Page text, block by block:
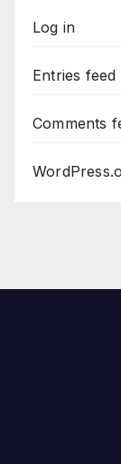
Log in
Entries feed
Comments